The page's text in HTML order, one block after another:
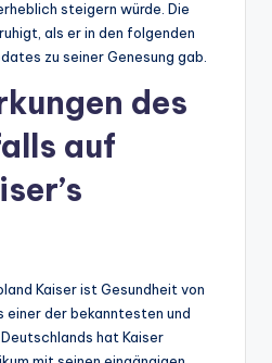
steigern würde. Die
als er in den folgenden
zu seiner Genesung gab.
des
auf
Kaiser ist Gesundheit von
einer der bekanntesten und
hat Kaiser